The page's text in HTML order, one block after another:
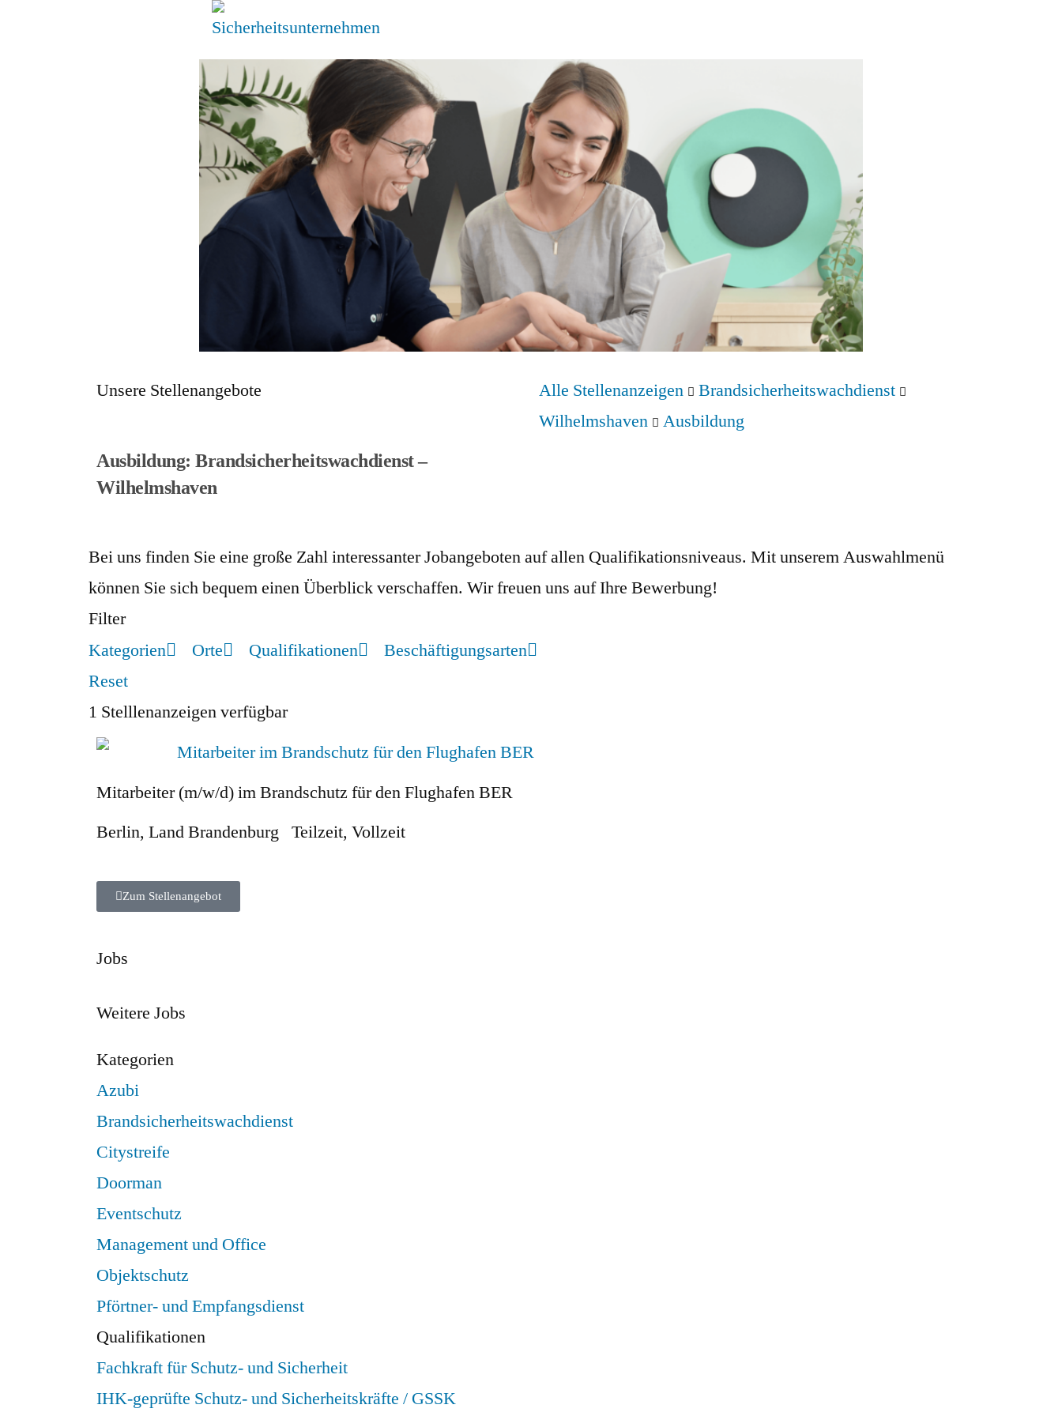
Unsere Stellenangebote
Ausbildung: Brandsicherheitswachdienst –
Wilhelmshaven
Alle Stellenanzeigen
Brandsicherheitswachdienst
Wilhelmshaven
Ausbildung
Bei uns finden Sie eine große Zahl interessanter Jobangeboten auf allen Qualifikationsniveaus. Mit unserem Auswahlmenü
können Sie sich bequem einen Überblick verschaffen. Wir freuen uns auf Ihre Bewerbung!
Filter
Kategorien
Orte Qualifikationen
Beschäftigungsarten
Reset
1 Stelllenanzeigen verfügbar
Mitarbeiter (m/w/d) im Brandschutz für den Flughafen BER
Berlin, Land Brandenburg Teilzeit, Vollzeit
Zum Stellenangebot
Jobs
Weitere Jobs
Kategorien
Azubi
Brandsicherheitswachdienst
Citystreife
Doorman
Eventschutz
Management und Office
Objektschutz
Pförtner- und Empfangsdienst
Qualifikationen
Fachkraft für Schutz- und Sicherheit
IHK-geprüfte Schutz- und Sicherheitskräfte / GSSK